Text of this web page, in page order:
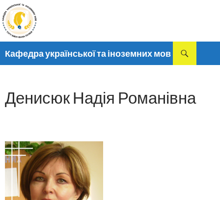
Кафедра української та іноземних мов
Денисюк Надія Романівна